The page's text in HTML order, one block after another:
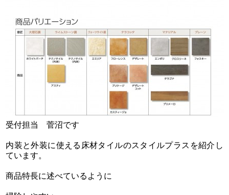
受付担当 菅沼です
内装と外装に使える床材タイルのスタイルプラスを紹介し
ています。
商品特長に述べているように